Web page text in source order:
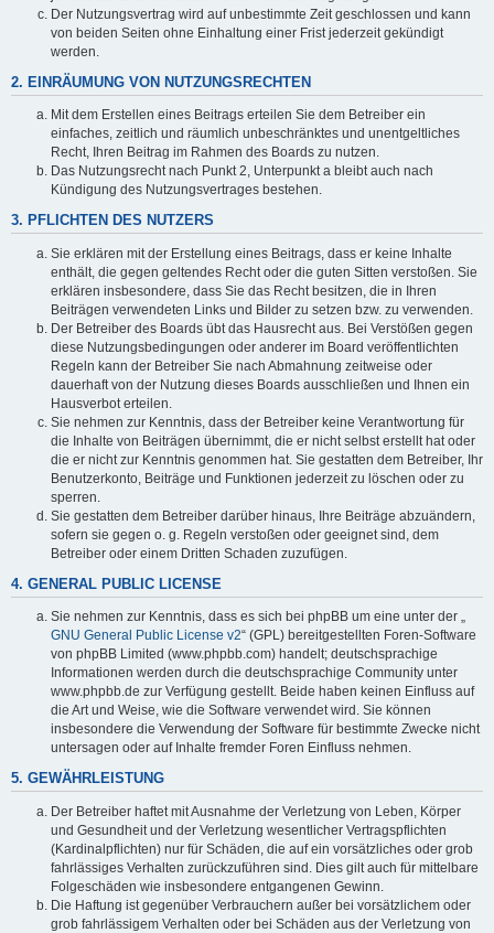
Der Nutzungsvertrag wird auf unbestimmte Zeit geschlossen und kann
von beiden Seiten ohne Einhaltung einer Frist jederzeit gekündigt
werden.
2. EINRÄUMUNG VON NUTZUNGSRECHTEN
Mit dem Erstellen eines Beitrags erteilen Sie dem Betreiber ein
einfaches, zeitlich und räumlich unbeschränktes und unentgeltliches
Recht, Ihren Beitrag im Rahmen des Boards zu nutzen.
Das Nutzungsrecht nach Punkt 2, Unterpunkt a bleibt auch nach
Kündigung des Nutzungsvertrages bestehen.
3. PFLICHTEN DES NUTZERS
Sie erklären mit der Erstellung eines Beitrags, dass er keine Inhalte
enthält, die gegen geltendes Recht oder die guten Sitten verstoßen. Sie
erklären insbesondere, dass Sie das Recht besitzen, die in Ihren
Beiträgen verwendeten Links und Bilder zu setzen bzw. zu verwenden.
Der Betreiber des Boards übt das Hausrecht aus. Bei Verstößen gegen
diese Nutzungsbedingungen oder anderer im Board veröffentlichten
Regeln kann der Betreiber Sie nach Abmahnung zeitweise oder
dauerhaft von der Nutzung dieses Boards ausschließen und Ihnen ein
Hausverbot erteilen.
Sie nehmen zur Kenntnis, dass der Betreiber keine Verantwortung für
die Inhalte von Beiträgen übernimmt, die er nicht selbst erstellt hat oder
die er nicht zur Kenntnis genommen hat. Sie gestatten dem Betreiber, Ihr
Benutzerkonto, Beiträge und Funktionen jederzeit zu löschen oder zu
sperren.
Sie gestatten dem Betreiber darüber hinaus, Ihre Beiträge abzuändern,
sofern sie gegen o. g. Regeln verstoßen oder geeignet sind, dem
Betreiber oder einem Dritten Schaden zuzufügen.
4. GENERAL PUBLIC LICENSE
Sie nehmen zur Kenntnis, dass es sich bei phpBB um eine unter der „
GNU General Public License v2“ (GPL) bereitgestellten Foren-Software
von phpBB Limited (www.phpbb.com) handelt; deutschsprachige
Informationen werden durch die deutschsprachige Community unter
www.phpbb.de zur Verfügung gestellt. Beide haben keinen Einfluss auf
die Art und Weise, wie die Software verwendet wird. Sie können
insbesondere die Verwendung der Software für bestimmte Zwecke nicht
untersagen oder auf Inhalte fremder Foren Einfluss nehmen.
5. GEWÄHRLEISTUNG
Der Betreiber haftet mit Ausnahme der Verletzung von Leben, Körper
und Gesundheit und der Verletzung wesentlicher Vertragspflichten
(Kardinalpflichten) nur für Schäden, die auf ein vorsätzliches oder grob
fahrlässiges Verhalten zurückzuführen sind. Dies gilt auch für mittelbare
Folgeschäden wie insbesondere entgangenen Gewinn.
Die Haftung ist gegenüber Verbrauchern außer bei vorsätzlichem oder
grob fahrlässigem Verhalten oder bei Schäden aus der Verletzung von